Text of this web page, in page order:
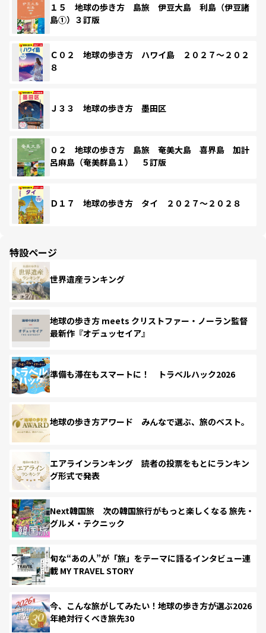
１５ 地球の歩き方 島旅 伊豆大島 利島（伊豆諸
島①）３訂版
Ｃ０２ 地球の歩き方 ハワイ島 ２０２７～２０２
８
Ｊ３３ 地球の歩き方 墨田区
０２ 地球の歩き方 島旅 奄美大島 喜界島 加計
呂麻島（奄美群島１） ５訂版
Ｄ１７ 地球の歩き方 タイ ２０２７～２０２８
特設ページ
世界遺産ランキング
地球の歩き方 meets クリストファー・ノーラン監督
最新作『オデュッセイア』
準備も滞在もスマートに！ トラベルハック2026
地球の歩き方アワード みんなで選ぶ、旅のベスト。
エアラインランキング 読者の投票をもとにランキン
グ形式で発表
Next韓国旅 次の韓国旅行がもっと楽しくなる 旅先・
グルメ・テクニック
旬な“あの人”が「旅」をテーマに語るインタビュー連
載 MY TRAVEL STORY
今、こんな旅がしてみたい！地球の歩き方が選ぶ2026
年絶対行くべき旅先30